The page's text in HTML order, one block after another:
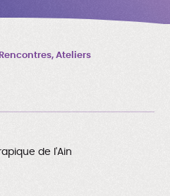
Rencontres, Ateliers
de l'Ain